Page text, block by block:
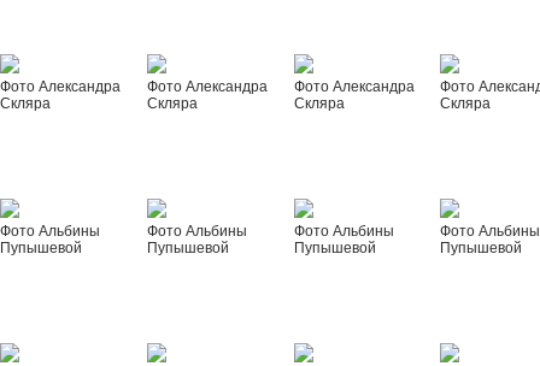
Фото Александра
Скляра
Фото Александра
Скляра
Фото Александра
Скляра
Фото
Скляра
Фото Альбины
Пупышевой
Фото Альбины
Пупышевой
Фото Альбины
Пупышевой
Фото Альбины
Пупышевой